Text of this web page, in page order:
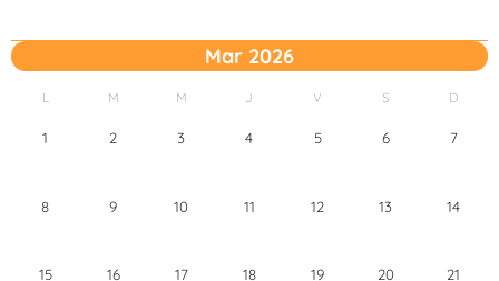
Mar 2026
L M M J V S D
1 2 3 4 5 6 7
8 9 10 11 12 13 14
15 16 17 18 19 20 21